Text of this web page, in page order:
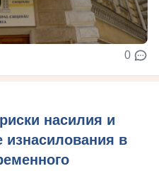
0
насилия и
изнасилования в